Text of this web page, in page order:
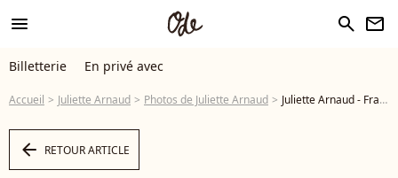
menu search newsletter
Billetterie En privé avec
Accueil Juliette Arnaud Photos de Juliette Arnaud Juliette Arnaud - France Inter et l'équipe de "Par Jupiter" en direct depuis la Fête de l'Humanité 2018 au parc de la Courneuve le 14 septembre 2018 © Lionel Urman/Bestimage - Photo
arrow_left RETOUR ARTICLE